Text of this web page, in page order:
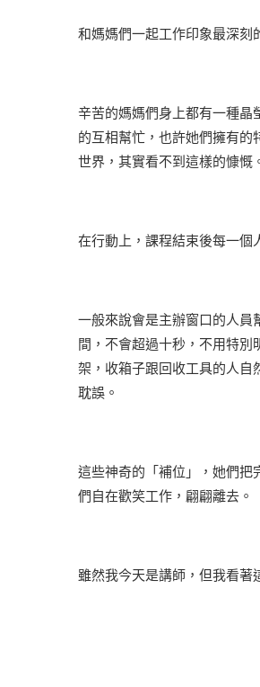
和媽媽們一起工作印象最深刻
辛苦的媽媽們身上都有一種晶
的互相幫忙，也許她們擁有
世界，其實看不到這樣的慷慨
在行動上，課程結束後每一個
一般來說會是主辦窗口的人員
間，不會超過十秒，不用特
架，收箱子跟回收工具的人自
耽誤。
這些神奇的「補位」，她們把
們自在歡笑工作，翩翩離去。
雖然我今天是講師，但我看著